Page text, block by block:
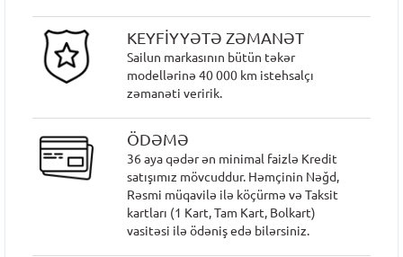
KEYFİYYƏTƏ ZƏMANƏT
Sailun markasının bütün təkər
modellərinə 40 000 km istehsalçı
zəmanəti veririk.
ÖDƏMƏ
36 aya qədər ən minimal faizlə Kredit
satışımız mövcuddur. Həmçinin Nəğd,
Rəsmi müqavilə ilə köçürmə və Taksit
kartları (1 Kart, Tam Kart, Bolkart)
vasitəsi ilə ödəniş edə bilərsiniz.